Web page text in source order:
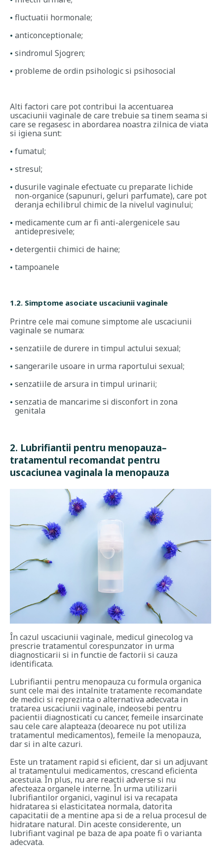
fluctuatii hormonale;
anticonceptionale;
sindromul Sjogren;
probleme de ordin psihologic si psihosocial
Alti factori care pot contribui la accentuarea
uscaciunii vaginale de care trebuie sa tinem seama si
care se regasesc in abordarea noastra zilnica de viata
si igiena sunt:
fumatul;
stresul;
dusurile vaginale efectuate cu preparate lichide
non-organice (sapunuri, geluri parfumate), care pot
deranja echilibrul chimic de la nivelul vaginului;
medicamente cum ar fi anti-alergenicele sau
antidepresivele;
detergentii chimici de haine;
tampoanele
1.2. Simptome asociate uscaciunii vaginale
Printre cele mai comune simptome ale uscaciunii
vaginale se numara:
senzatiile de durere in timpul actului sexual;
sangerarile usoare in urma raportului sexual;
senzatiile de arsura in timpul urinarii;
senzatia de mancarime si disconfort in zona
genitala
2. Lubrifiantii pentru menopauza–
tratamentul recomandat pentru
uscaciunea vaginala la menopauza
În cazul uscaciunii vaginale, medicul ginecolog va
prescrie tratamentul corespunzator in urma
diagnosticarii si in functie de factorii si cauza
identificata.
Lubrifiantii pentru menopauza cu formula organica
sunt cele mai des intalnite tratamente recomandate
de medici si reprezinta o alternativa adecvata in
tratarea uscaciunii vaginale, indeosebi pentru
pacientii diagnosticati cu cancer, femeile insarcinate
sau cele care alapteaza (deoarece nu pot utiliza
tratamentul medicamentos), femeile la menopauza,
dar si in alte cazuri.
Este un tratament rapid si eficient, dar si un adjuvant
al tratamentului medicamentos, crescand eficienta
acestuia. În plus, nu are reactii adverse si nu
afecteaza organele interne. În urma utilizarii
lubrifiantilor organici, vaginul isi va recapata
hidratarea si elasticitatea normala, datorita
capacitatii de a mentine apa si de a relua procesul de
hidratare natural. Din aceste considerente, un
lubrifiant vaginal pe baza de apa poate fi o varianta
adecvata.